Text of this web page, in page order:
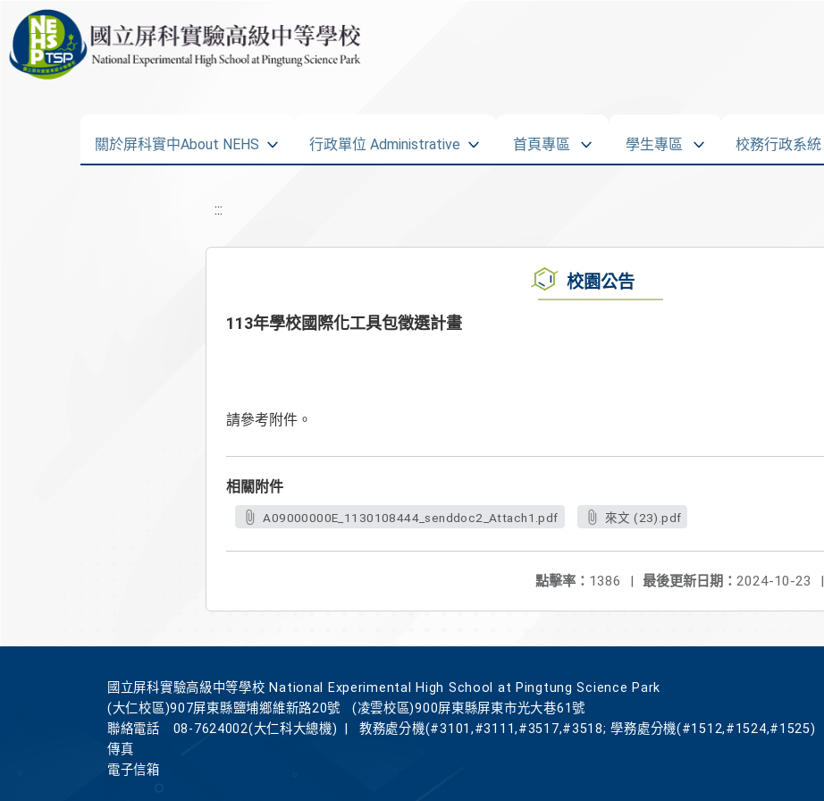
關於屏科實中About NEHS 行政單位 Administrative 首頁專區 學生專區 校務行政系統
:::
校園公告
113年學校國際化工具包徵選計畫
請參考附件。
相關附件
A09000000E_1130108444_senddoc2_Attach1.pdf 來文 (23).pdf
最後更新日期： 2024-10-23 |
點擊率： 1386 |
國立屏科實驗高級中等學校 National Experimental High School at Pingtung Science Park
(大仁校區)907屏東縣鹽埔鄉維新路20號
(凌雲校區)900屏東縣屏東市光大巷61號
聯絡電話
08-7624002(大仁科大總機)
教務處分機(#3101,#3111,#3517,#3518; 學務處分機(#1512,#1524,#1525)
傳真
電子信箱